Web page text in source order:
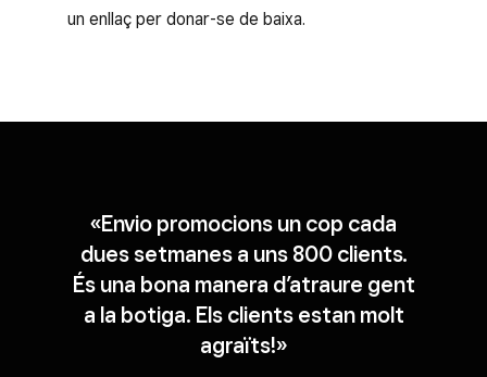
un enllaç per donar-se de baixa.
«Envio promocions un cop cada
dues setmanes a uns 800 clients.
És una bona manera d’atraure gent
a la botiga. Els clients estan molt
agraïts!»